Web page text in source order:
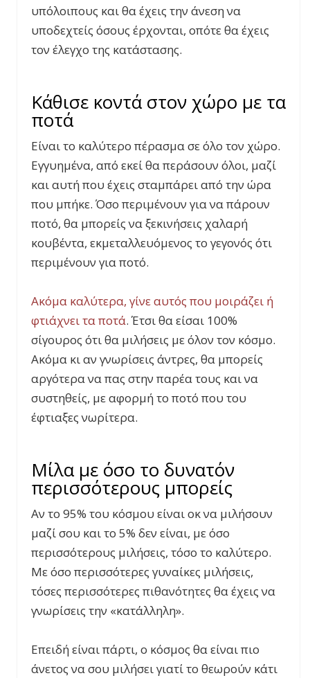
υπόλοιπους και θα έχεις την άνεση να
υποδεχτείς όσους έρχονται, οπότε θα έχεις
τον έλεγχο της κατάστασης.
Κάθισε κοντά στον χώρο με τα
ποτά
Είναι το καλύτερο πέρασμα σε όλο τον χώρο.
Εγγυημένα, από εκεί θα περάσουν όλοι, μαζί
και αυτή που έχεις σταμπάρει από την ώρα
που μπήκε. Όσο περιμένουν για να πάρουν
ποτό, θα μπορείς να ξεκινήσεις χαλαρή
κουβέντα, εκμεταλλευόμενος το γεγονός ότι
περιμένουν για ποτό.
Ακόμα καλύτερα, γίνε αυτός που μοιράζει ή
φτιάχνει τα ποτά. Έτσι θα είσαι 100%
σίγουρος ότι θα μιλήσεις με όλον τον κόσμο.
Ακόμα κι αν γνωρίσεις άντρες, θα μπορείς
αργότερα να πας στην παρέα τους και να
συστηθείς, με αφορμή το ποτό που του
έφτιαξες νωρίτερα.
Μίλα με όσο το δυνατόν
περισσότερους μπορείς
Αν το 95% του κόσμου είναι οκ να μιλήσουν
μαζί σου και το 5% δεν είναι, με όσο
περισσότερους μιλήσεις, τόσο το καλύτερο.
Με όσο περισσότερες γυναίκες μιλήσεις,
τόσες περισσότερες πιθανότητες θα έχεις να
γνωρίσεις την «κατάλληλη».
Επειδή είναι πάρτι, ο κόσμος θα είναι πιο
άνετος να σου μιλήσει γιατί το θεωρούν κάτι